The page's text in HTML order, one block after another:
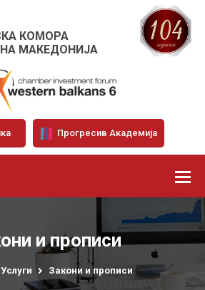
КОМОРА
МАКЕДОНИЈА
Прогресив Академија
и прописи
Услуги Закони и прописи